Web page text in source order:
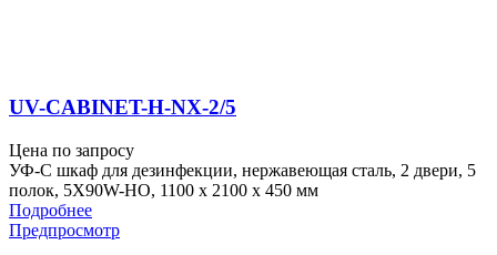
UV-CABINET-H-NX-2/5
Цена по запросу
УФ-С шкаф для дезинфекции, нержавеющая сталь, 2 двери, 5
полок, 5X90W-HO, 1100 x 2100 x 450 мм
Подробнее
Предпросмотр